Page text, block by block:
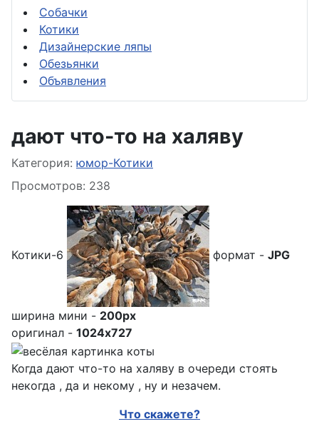
Собачки
Котики
Дизайнерские ляпы
Обезьянки
Объявления
дают что-то на халяву
Информация о материале
Категория: юмор-Котики
Просмотров: 238
Котики-6 формат - JPG
ширина мини - 200px
оригинал - 1024x727
Когда дают что-то на халяву в очереди стоять
некогда , да и некому , ну и незачем.
Что скажете?